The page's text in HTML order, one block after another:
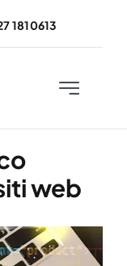
1810613
Toggle
web